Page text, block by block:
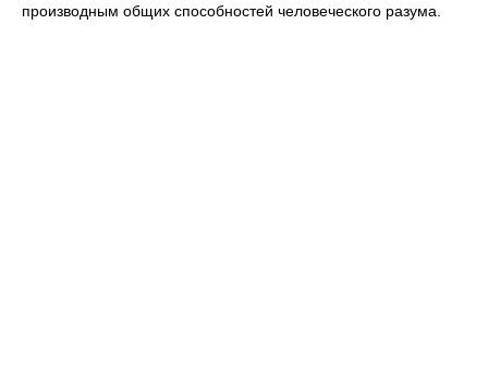
производным общих способностей человеческого разума.